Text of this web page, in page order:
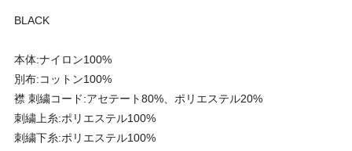
BLACK
本体:ナイロン100%
別布:コットン100%
襟 刺繍コード:アセテート80%、ポリエステル20%
刺繍上糸:ポリエステル100%
刺繍下糸:ポリエステル100%